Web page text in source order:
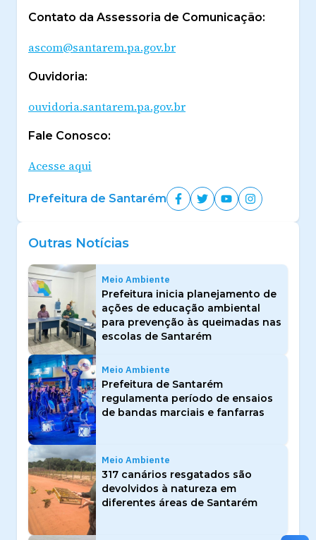
Contato da Assessoria de Comunicação:
ascom@santarem.pa.gov.br
Ouvidoria:
ouvidoria.santarem.pa.gov.br
Fale Conosco:
Acesse aqui
Prefeitura de Santarém
Outras Notícias
Meio Ambiente
Prefeitura inicia planejamento de
ações de educação ambiental
para prevenção às queimadas nas
escolas de Santarém
Meio Ambiente
Prefeitura de Santarém
regulamenta período de ensaios
de bandas marciais e fanfarras
Meio Ambiente
317 canários resgatados são
devolvidos à natureza em
diferentes áreas de Santarém